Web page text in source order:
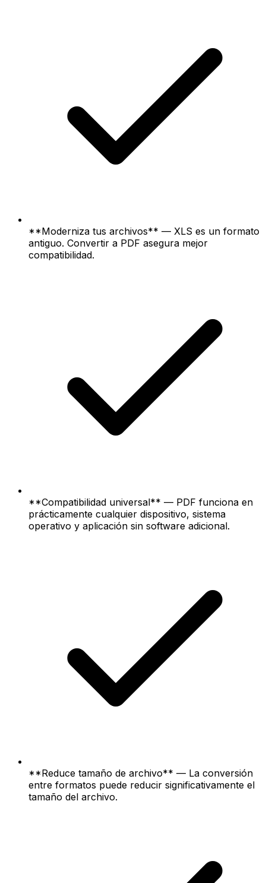
**Moderniza tus archivos** — XLS es un formato
antiguo. Convertir a PDF asegura mejor
compatibilidad.
**Compatibilidad universal** — PDF funciona en
prácticamente cualquier dispositivo, sistema
operativo y aplicación sin software adicional.
**Reduce tamaño de archivo** — La conversión
entre formatos puede reducir significativamente el
tamaño del archivo.